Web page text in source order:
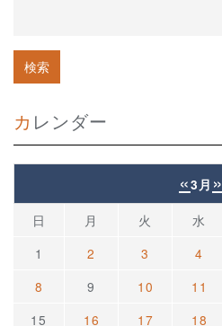
カレンダー
«3月 »
日 月 火 水
1
2 3 4
8
9 10 11
15
16 17 18